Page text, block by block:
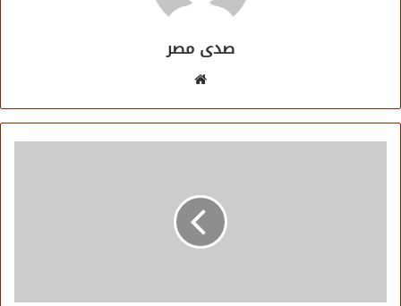
صدى مصر